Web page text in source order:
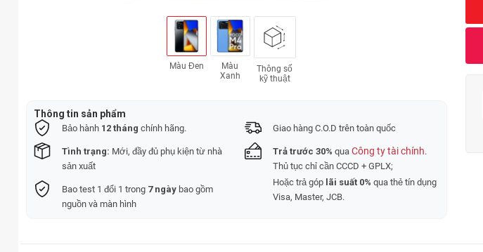
Màu Đen
Màu
Xanh
Thông số
kỹ thuật
Thông tin sản phẩm
Bảo hành12 tháng chính hãng. Giao hàng C.O.D trên toàn quốc
Tình trạng: Mới, đầy đủ phụ kiện từ nhà
sản xuất
Trả trước 30% qua Công ty tài chính.
Thủ tục chỉ cần CCCD + GPLX;
Bao test 1 đổi 1 trong 7 ngàybao gồm
nguồn và màn hình
Hoặc trả góp lãi suất 0% qua thẻ tín dụng
Visa, Master, JCB.